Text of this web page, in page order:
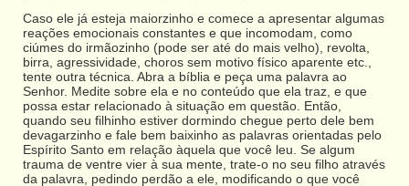
Caso ele já esteja maiorzinho e comece a apresentar algumas
reações emocionais constantes e que incomodam, como
ciúmes do irmãozinho (pode ser até do mais velho), revolta,
birra, agressividade, choros sem motivo físico aparente etc.,
tente outra técnica. Abra a bíblia e peça uma palavra ao
Senhor. Medite sobre ela e no conteúdo que ela traz, e que
possa estar relacionado à situação em questão. Então,
quando seu filhinho estiver dormindo chegue perto dele bem
devagarzinho e fale bem baixinho as palavras orientadas pelo
Espírito Santo em relação àquela que você leu. Se algum
trauma de ventre vier à sua mente, trate-o no seu filho através
da palavra, pedindo perdão a ele, modificando o que você